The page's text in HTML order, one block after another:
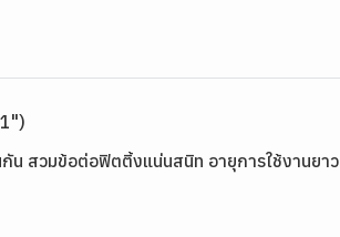
สวมข้อต่อฟิตติ้งแน่นสนิท อายุการใช้งานยา